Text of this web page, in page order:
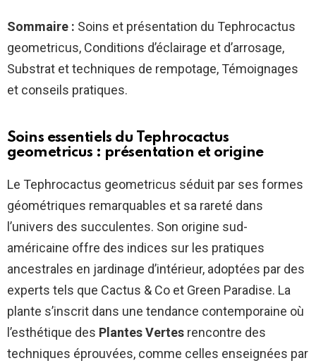
Sommaire : Soins et présentation du Tephrocactus
geometricus, Conditions d’éclairage et d’arrosage,
Substrat et techniques de rempotage, Témoignages
et conseils pratiques.
Soins essentiels du Tephrocactus
geometricus : présentation et origine
Le Tephrocactus geometricus séduit par ses formes
géométriques remarquables et sa rareté dans
l’univers des succulentes. Son origine sud-
américaine offre des indices sur les pratiques
ancestrales en jardinage d’intérieur, adoptées par des
experts tels que Cactus & Co et Green Paradise. La
plante s’inscrit dans une tendance contemporaine où
l’esthétique des Plantes Vertes rencontre des
techniques éprouvées, comme celles enseignées par